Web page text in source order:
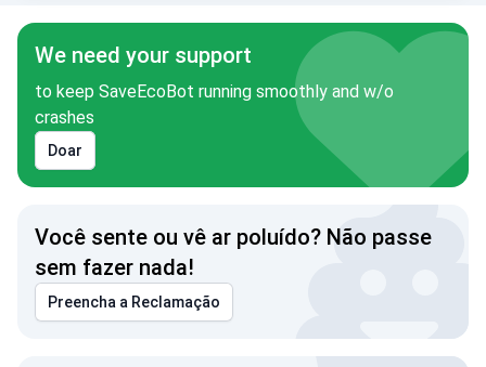
We need your support
to keep SaveEcoBot running smoothly and w/o
crashes
Doar
Você sente ou vê ar poluído? Não passe
sem fazer nada!
Preencha a Reclamação